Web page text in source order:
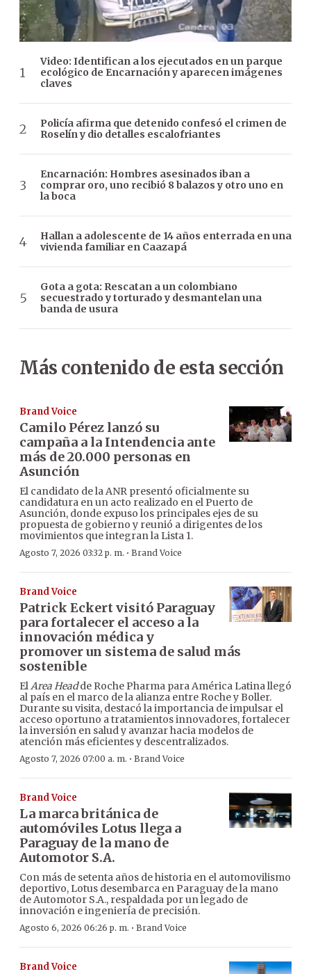
Video: Identifican a los ejecutados en un parque
ecológico de Encarnación y aparecen imágenes
claves
Policía afirma que detenido confesó el crimen de
Roselín y dio detalles escalofriantes
Encarnación: Hombres asesinados iban a
comprar oro, uno recibió 8 balazos y otro uno en
la boca
Hallan a adolescente de 14 años enterrada en una
vivienda familiar en Caazapá
Gota a gota: Rescatan a un colombiano
secuestrado y torturado y desmantelan una
banda de usura
Más contenido de esta sección
Brand Voice
Camilo Pérez lanzó su
campaña a la Intendencia ante
más de 20.000 personas en
Asunción
El candidato de la ANR presentó oficialmente su
candidatura en un acto realizado en el Puerto de
Asunción, donde expuso los principales ejes de su
propuesta de gobierno y reunió a dirigentes de los
movimientos que integran la Lista 1.
Agosto 7, 2026 03:32 p. m. · Brand Voice
Brand Voice
Patrick Eckert visitó Paraguay
para fortalecer el acceso a la
innovación médica y
promover un sistema de salud más
sostenible
ElArea Headde Roche Pharma para América Latina llegó
al país en el marco de la alianza entre Roche y Boller.
Durante su visita, destacó la importancia de impulsar el
acceso oportuno a tratamientos innovadores, fortalecer
la inversión en salud y avanzar hacia modelos de
atención más eficientes y descentralizados.
Agosto 7, 2026 07:00 a. m. · Brand Voice
Brand Voice
La marca británica de
automóviles Lotus llega a
Paraguay de la mano de
Automotor S.A.
Con más de setenta años de historia en el automovilismo
deportivo, Lotus desembarca en Paraguay de la mano
de Automotor S.A., respaldada por un legado de
innovación e ingeniería de precisión.
Agosto 6, 2026 06:26 p. m. · Brand Voice
Brand Voice